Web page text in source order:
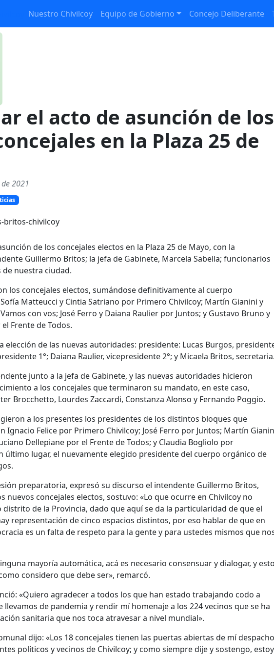
Nuestro Chivilcoy Equipo de Gobierno Concejo Deliberante
el acto de asunción de los
en la Plaza 25 de
2021
de los concejales electos en la Plaza 25 de Mayo, con la
Guillermo Britos; la jefa de Gabinete, Marcela Sabella; funcionarios
de nuestra ciudad.
los concejales electos, sumándose definitivamente al cuerpo
Matteucci y Cintia Satriano por Primero Chivilcoy; Martín Gianini y
con vos; José Ferro y Daiana Raulier por Juntos; y Gustavo Bruno y
Frente de Todos.
elección de las nuevas autoridades: presidente: Lucas Burgos,
1°; Daiana Raulier, vicepresidente 2°; y Micaela Britos, secretaria.
junto a la jefa de Gabinete, y las nuevas autoridades hicieron
a los concejales que terminaron su mandato, en este caso,
Brocchetto, Lourdes Zaccardi, Constanza Alonso y Fernando Poggio.
a los presentes los presidentes de los distintos bloques que
Ignacio Felice por Primero Chivilcoy; José Ferro por Juntos; Martín
Dellepiane por el Frente de Todos; y Claudia Bogliolo por
último lugar, el nuevamente elegido presidente del cuerpo orgánico de
preparatoria, expresó su discurso el intendente Guillermo Britos,
nuevos concejales electos, sostuvo: «Lo que ocurre en Chivilcoy no
de la Provincia, dado que aquí se da la particularidad de que el
representación de cinco espacios distintos, por eso hablar de que en
es un falta de respeto para la gente y para ustedes mismos que
mayoría automática, acá es necesario consensuar y dialogar, y esto
considero que debe ser», remarcó.
«Quiero agradecer a todos los que han estado trabajando codo a
llevamos de pandemia y rendir mí homenaje a los 224 vecinos que se ha
sanitaria que nos toca atravesar a nivel mundial».
dijo: «Los 18 concejales tienen las puertas abiertas de mí despacho
políticos y vecinos de Chivilcoy; y como siempre dije y sostengo, estoy